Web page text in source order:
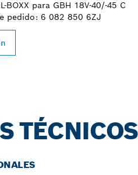
BOXX para GBH 18V-40/-45 C
pedido: 6 082 850 6ZJ
TÉCNICOS